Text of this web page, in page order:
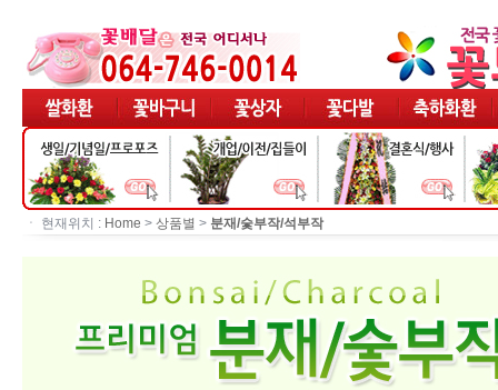
ㆍ 현재위치 : Home > 상품별 > 분재/숯부작/석부작